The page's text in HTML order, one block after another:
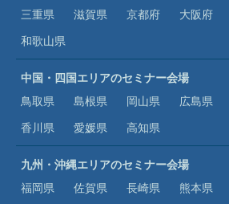
三重県
滋賀県 京都府 大阪府
和歌山県
中国・四国エリアのセミナー会場
鳥取県
島根県 岡山県 広島県
香川県
愛媛県 高知県
九州・沖縄エリアのセミナー会場
福岡県
佐賀県 長崎県 熊本県